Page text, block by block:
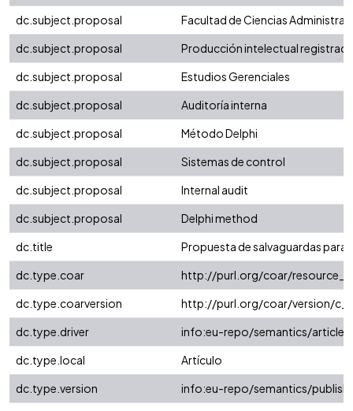
dc.subject.proposal
Facultad de Ciencias
dc.subject.proposal
Producción intelectual
dc.subject.proposal
Estudios Gerenciales
dc.subject.proposal
Auditoría interna
dc.subject.proposal
Método Delphi
dc.subject.proposal
Sistemas de control
dc.subject.proposal
Internal audit
dc.subject.proposal
Delphi method
dc.title
Propuesta de salvaguardas para
dc.type.coar
http://purl.org/coar/
dc.type.coarversion
http://purl.org/coar/version/
dc.type.driver
info:eu-repo/semantics/article
dc.type.local
Artículo
dc.type.version
info:eu-repo/semantics/